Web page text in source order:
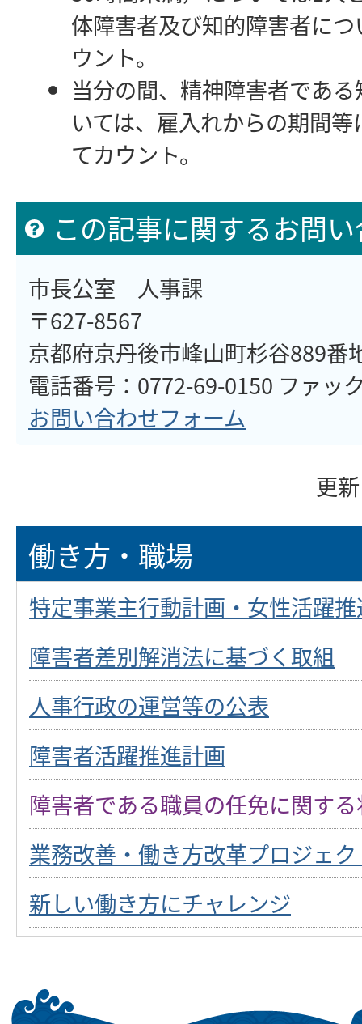
体障害者及び知的障害者に
ウント。
当分の間、精神障害者であ
いては、雇入れからの期間
てカウント。
この記事に関するお問
市長公室 人事課
〒627-8567
京都府京丹後市峰山町杉谷889番
電話番号：0772-69-0150 ファッ
お問い合わせフォーム
更
働き方・職場
特定事業主行動計画・女性活躍
障害者差別解消法に基づく取組
人事行政の運営等の公表
障害者活躍推進計画
障害者である職員の任免に関す
業務改善・働き方改革プロジェ
新しい働き方にチャレンジ